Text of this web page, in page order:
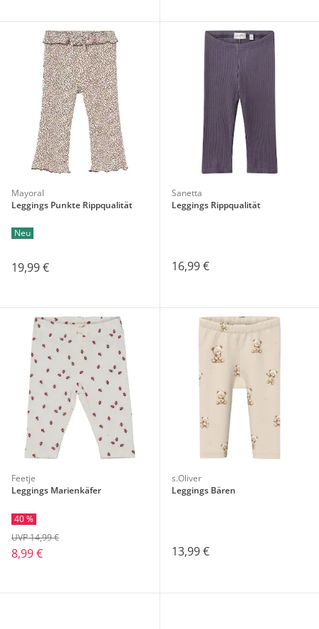
Mayoral
Leggings Punkte Rippqualität
Neu
19,99 €
Sanetta
Leggings Rippqualität
16,99 €
Feetje
Leggings Marienkäfer
40 %
8,99 €
UVP 14,99 €
s.Oliver
Leggings Bären
13,99 €